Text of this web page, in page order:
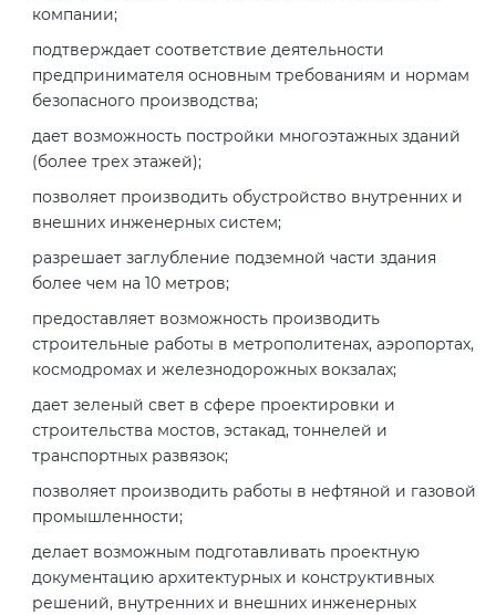
компании;
подтверждает соответствие деятельности
предпринимателя основным требованиям и нормам
безопасного производства;
дает возможность постройки многоэтажных зданий
(более трех этажей);
позволяет производить обустройство внутренних и
внешних инженерных систем;
разрешает заглубление подземной части здания
более чем на 10 метров;
предоставляет возможность производить
строительные работы в метрополитенах, аэропортах,
космодромах и железнодорожных вокзалах;
дает зеленый свет в сфере проектировки и
строительства мостов, эстакад, тоннелей и
транспортных развязок;
позволяет производить работы в нефтяной и газовой
промышленности;
делает возможным подготавливать проектную
документацию архитектурных и конструктивных
решений, внутренних и внешних инженерных